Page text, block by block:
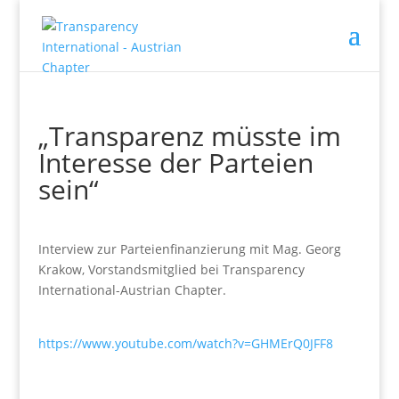
„Transparenz müsste im
Interesse der Parteien
sein“
Interview zur Parteienfinanzierung mit Mag. Georg
Krakow, Vorstandsmitglied bei Transparency
International-Austrian Chapter.
https://www.youtube.com/watch?v=GHMErQ0JFF8